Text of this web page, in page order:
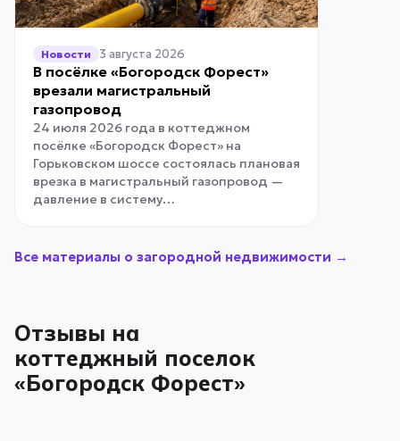
Новости 3 августа 2026
В посёлке «Богородск Форест»
врезали магистральный
газопровод
24 июля 2026 года в коттеджном
посёлке «Богородск Форест» на
Горьковском шоссе состоялась плановая
врезка в магистральный газопровод —
давление в систему…
Все материалы о загородной недвижимости →
Отзывы на
коттеджный поселок
«Богородск Форест»